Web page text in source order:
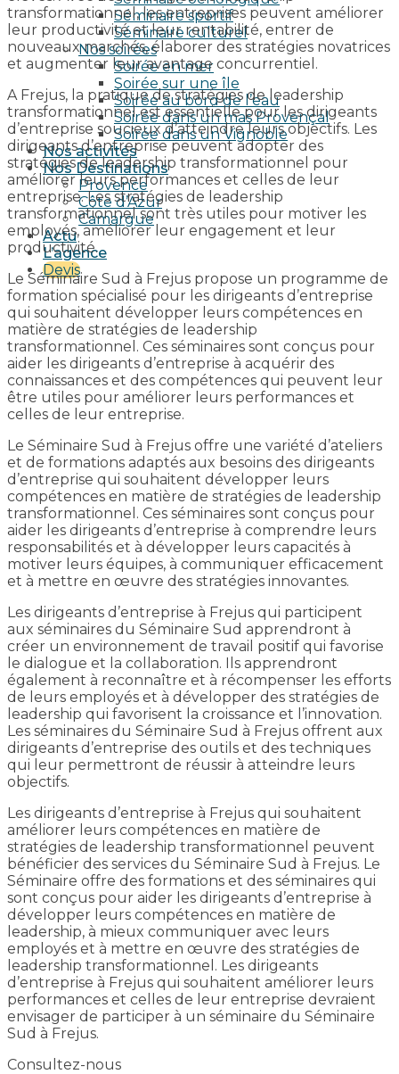
Séminaire sportif
Séminaire culturel
Nos soirées
Soirée en mer
Soirée sur une île
Soirée au bord de l’eau
Soirée dans un mas Provençal
Soirée dans un Vignoble
Nos activités
Nos Destinations
Provence
Côte d’Azur
Camargue
Actu
L’agence
Devis
transformationnel, les entreprises peuvent améliorer
leur productivité et leur rentabilité, entrer de
nouveaux marchés, élaborer des stratégies novatrices
et augmenter leur avantage concurrentiel.
A Frejus, la pratique de stratégies de leadership
transformationnel est essentielle pour les dirigeants
d’entreprise soucieux d’atteindre leurs objectifs. Les
dirigeants d’entreprise peuvent adopter des
stratégies de leadership transformationnel pour
améliorer leurs performances et celles de leur
entreprise. Les stratégies de leadership
transformationnel sont très utiles pour motiver les
employés, améliorer leur engagement et leur
productivité.
Le Séminaire Sud à Frejus propose un programme de
formation spécialisé pour les dirigeants d’entreprise
qui souhaitent développer leurs compétences en
matière de stratégies de leadership
transformationnel. Ces séminaires sont conçus pour
aider les dirigeants d’entreprise à acquérir des
connaissances et des compétences qui peuvent leur
être utiles pour améliorer leurs performances et
celles de leur entreprise.
Le Séminaire Sud à Frejus offre une variété d’ateliers
et de formations adaptés aux besoins des dirigeants
d’entreprise qui souhaitent développer leurs
compétences en matière de stratégies de leadership
transformationnel. Ces séminaires sont conçus pour
aider les dirigeants d’entreprise à comprendre leurs
responsabilités et à développer leurs capacités à
motiver leurs équipes, à communiquer efficacement
et à mettre en œuvre des stratégies innovantes.
Les dirigeants d’entreprise à Frejus qui participent
aux séminaires du Séminaire Sud apprendront à
créer un environnement de travail positif qui favorise
le dialogue et la collaboration. Ils apprendront
également à reconnaître et à récompenser les efforts
de leurs employés et à développer des stratégies de
leadership qui favorisent la croissance et l’innovation.
Les séminaires du Séminaire Sud à Frejus offrent aux
dirigeants d’entreprise des outils et des techniques
qui leur permettront de réussir à atteindre leurs
objectifs.
Les dirigeants d’entreprise à Frejus qui souhaitent
améliorer leurs compétences en matière de
stratégies de leadership transformationnel peuvent
bénéficier des services du Séminaire Sud à Frejus. Le
Séminaire offre des formations et des séminaires qui
sont conçus pour aider les dirigeants d’entreprise à
développer leurs compétences en matière de
leadership, à mieux communiquer avec leurs
employés et à mettre en œuvre des stratégies de
leadership transformationnel. Les dirigeants
d’entreprise à Frejus qui souhaitent améliorer leurs
performances et celles de leur entreprise devraient
envisager de participer à un séminaire du Séminaire
Sud à Frejus.
Consultez-nous